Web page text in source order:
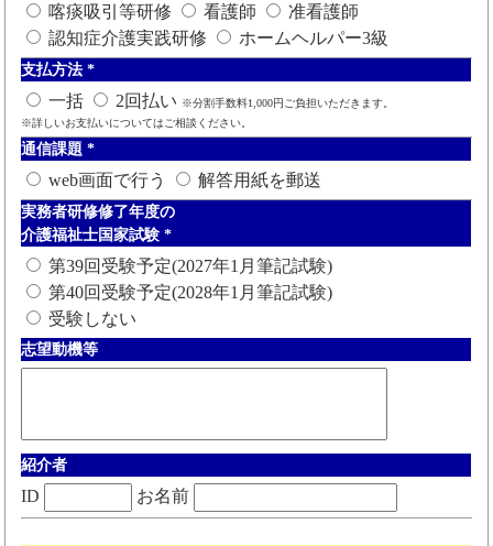
喀痰吸引等研修
看護師
准看護師
認知症介護実践研修
ホームヘルパー3級
支払方法 *
一括 2回払い ※分割手数料1,000円ご負担いただきます。
※詳しいお支払いについてはご相談ください。
通信課題 *
web画面で行う 解答用紙を郵送
実務者研修修了年度の
介護福祉士国家試験 *
第39回受験予定(2027年1月筆記試験)
第40回受験予定(2028年1月筆記試験)
受験しない
志望動機等
紹介者
ID お名前